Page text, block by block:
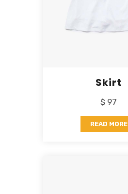
Skirt
$ 97
READ MORE